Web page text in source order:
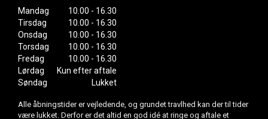
Mandag
10.00 - 16.30
Tirsdag
10.00 - 16.30
Onsdag
10.00 - 16.30
Torsdag
10.00 - 16.30
Fredag
10.00 - 16.30
Lørdag
Kun efter aftale
Søndag
Lukket
Alle åbningstider er vejledende, og grundet travlhed kan der til tider
være lukket. Derfor er det altid en god idé at ringe og aftale et